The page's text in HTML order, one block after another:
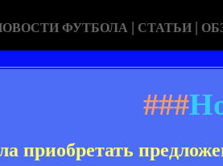
ФУТБОЛА | СТАТЬИ |
###
приобретать